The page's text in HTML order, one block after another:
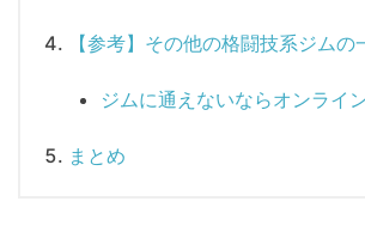
【参考】その他の格闘技系ジムの
ジムに通えないならオンライ
まとめ